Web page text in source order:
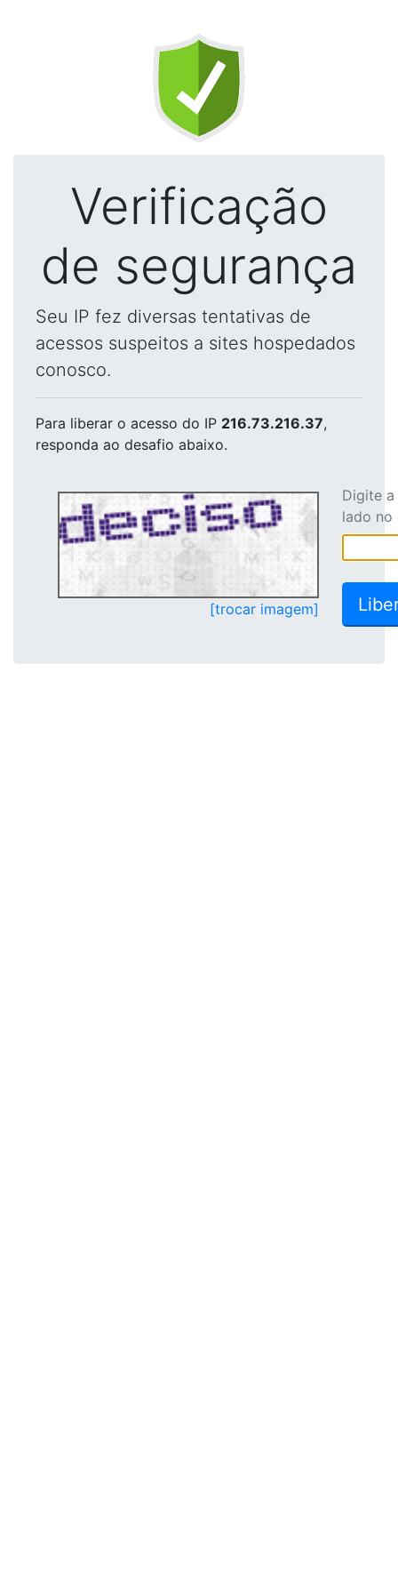
Verificação
de segurança
Seu IP fez diversas tentativas de
acessos suspeitos a sites hospedados
conosco.
Para liberar o acesso do IP 216.73.216.37,
responda ao desafio abaixo.
[trocar imagem]
Digite
lado no